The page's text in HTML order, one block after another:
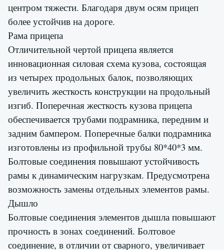
центром тяжести. Благодаря двум осям прицеп
более устойчив на дороге.
Рама прицепа
Отличительной чертой прицепа является
инновационная силовая схема кузова, состоящая
из четырех продольных балок, позволяющих
увеличить жесткость конструкции на продольный
изгиб. Поперечная жесткость кузова прицепа
обеспечивается трубами подрамника, передним и
задним бампером. Поперечные балки подрамника
изготовлены из профильной трубы 80*40*3 мм.
Болтовые соединения повышают устойчивость
рамы к динамическим нагрузкам. Предусмотрена
возможность замены отдельных элементов рамы.
Дышло
Болтовые соединения элементов дышла повышают
прочность в зонах соединений. Болтовое
соединение, в отличии от сварного, увеличивает